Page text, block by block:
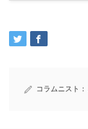
コラムニスト：